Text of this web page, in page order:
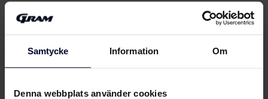
Samtycke Information Om
Denna webbplats använder cookies
och varningar (DK)
Ladda ner
Säkerhetsinformation
och varningar (FI)